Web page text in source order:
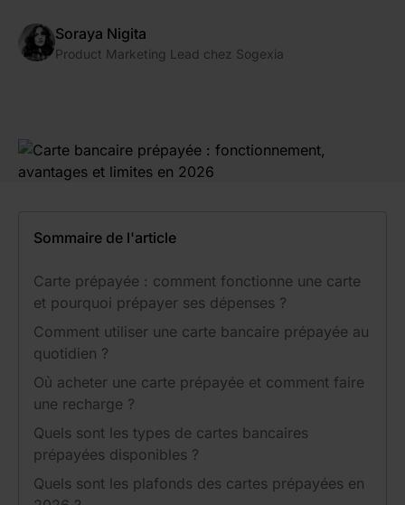
Soraya Nigita
Product Marketing Lead chez Sogexia
Sommaire de l'article
Carte prépayée : comment fonctionne une carte
et pourquoi prépayer ses dépenses ?
Comment utiliser une carte bancaire prépayée au
quotidien ?
Où acheter une carte prépayée et comment faire
une recharge ?
Quels sont les types de cartes bancaires
prépayées disponibles ?
Quels sont les plafonds des cartes prépayées en